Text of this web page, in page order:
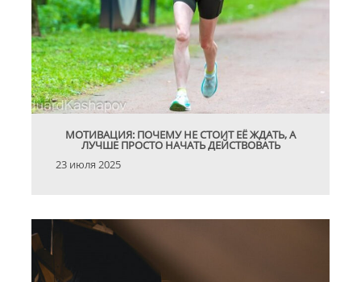
МОТИВАЦИЯ: ПОЧЕМУ НЕ СТОИТ ЕЁ ЖДАТЬ, А
ЛУЧШЕ ПРОСТО НАЧАТЬ ДЕЙСТВОВАТЬ
23 июля 2025